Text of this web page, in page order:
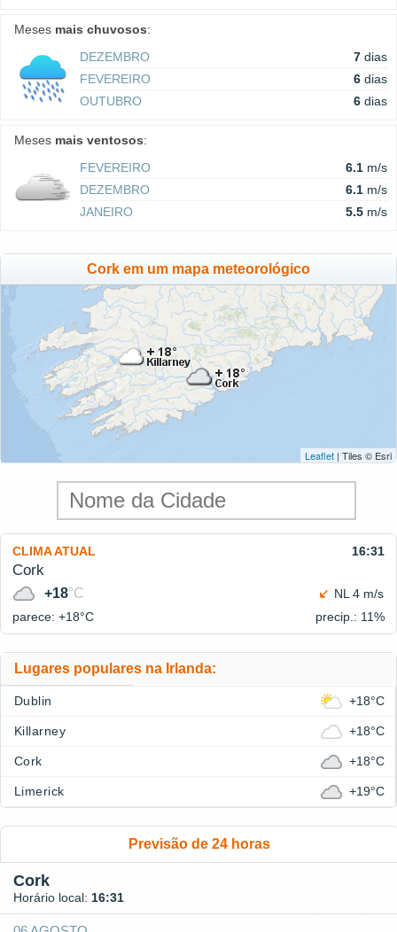
Meses mais chuvosos:
DEZEMBRO
7 dias
FEVEREIRO
6 dias
OUTUBRO
6 dias
Meses mais ventosos:
FEVEREIRO
6.1 m/s
DEZEMBRO
6.1 m/s
JANEIRO
5.5 m/s
Cork em um mapa meteorológico
Leaflet | Tiles © Esri
CLIMA ATUAL 16:31
Cork
+18°C
NL 4 m/s
parece: +18°C precip.: 11%
Lugares populares na Irlanda:
Dublin +18°C
Killarney +18°C
Cork +18°C
Limerick +19°C
Previsão de 24 horas
Cork
Horário local: 16:31